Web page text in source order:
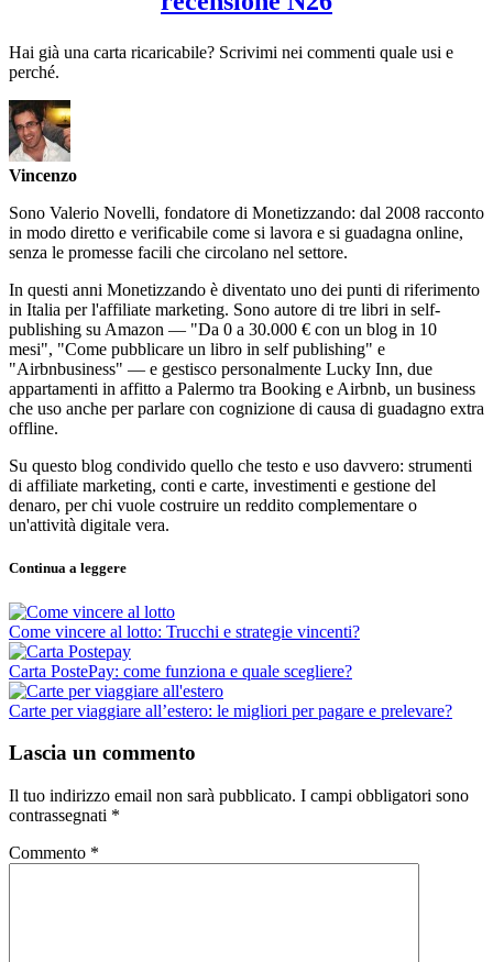
Hai già una carta ricaricabile? Scrivimi nei commenti quale usi e
perché.
Vincenzo
Sono Valerio Novelli, fondatore di Monetizzando: dal 2008 racconto
in modo diretto e verificabile come si lavora e si guadagna online,
senza le promesse facili che circolano nel settore.
In questi anni Monetizzando è diventato uno dei punti di riferimento
in Italia per l'affiliate marketing. Sono autore di tre libri in self-
publishing su Amazon — "Da 0 a 30.000 € con un blog in 10
mesi", "Come pubblicare un libro in self publishing" e
"Airbnbusiness" — e gestisco personalmente Lucky Inn, due
appartamenti in affitto a Palermo tra Booking e Airbnb, un business
che uso anche per parlare con cognizione di causa di guadagno extra
offline.
Su questo blog condivido quello che testo e uso davvero: strumenti
di affiliate marketing, conti e carte, investimenti e gestione del
denaro, per chi vuole costruire un reddito complementare o
un'attività digitale vera.
Continua a leggere
Come vincere al lotto: Trucchi e strategie vincenti?
Carta PostePay: come funziona e quale scegliere?
Carte per viaggiare all’estero: le migliori per pagare e prelevare?
Lascia un commento
Il tuo indirizzo email non sarà pubblicato. I campi obbligatori sono
contrassegnati *
Commento *